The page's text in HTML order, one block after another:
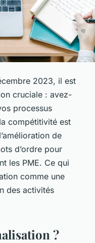
2023, il est
cruciale : avez-
processus
compétitivité est
de
d’ordre pour
les PME. Ce qui
comme une
des activités
?